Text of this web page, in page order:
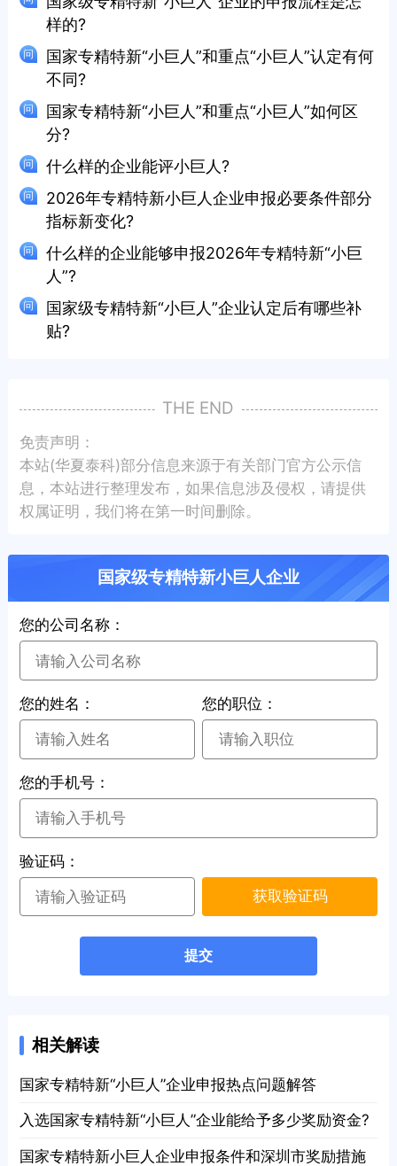
样的?
国家专精特新“小巨人”和重点“小巨人”认定有何
不同?
国家专精特新“小巨人”和重点“小巨人”如何区
分?
什么样的企业能评小巨人?
2026年专精特新小巨人企业申报必要条件部分
指标新变化?
什么样的企业能够申报2026年专精特新“小巨
人”?
国家级专精特新“小巨人”企业认定后有哪些补
贴?
THE END
免责声明：
本站(华夏泰科)部分信息来源于有关部门官方公示信
息，本站进行整理发布，如果信息涉及侵权，请提供
权属证明，我们将在第一时间删除。
国家级专精特新小巨人企业
您的公司名称：
您的姓名： 您的职位：
您的手机号：
验证码：
获取验证码
提交
相关解读
国家专精特新“小巨人”企业申报热点问题解答
入选国家专精特新“小巨人”企业能给予多少奖励资金?
国家专精特新小巨人企业申报条件和深圳市奖励措施